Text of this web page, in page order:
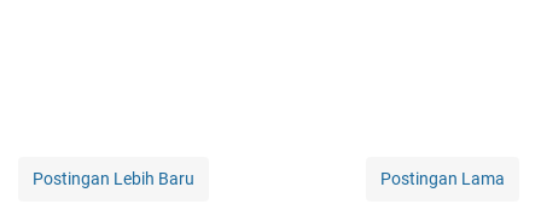
Postingan Lebih Baru Postingan Lama